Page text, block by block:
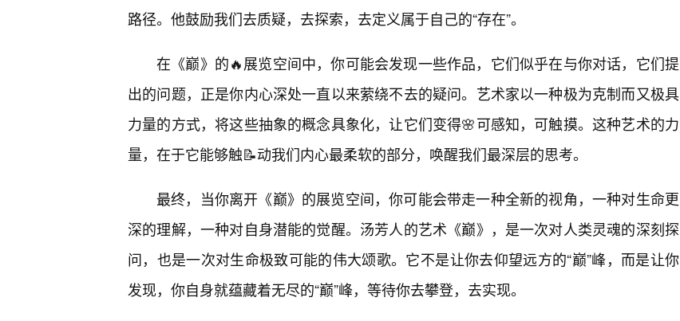
路径。他鼓励我们去质疑，去探索，去定义属于自己的“存在”。
在《巅》的🔥展览空间中，你可能会发现一些作品，它们似乎在与你对话，它们提
出的问题，正是你内心深处一直以来萦绕不去的疑问。艺术家以一种极为克制而又极具
力量的方式，将这些抽象的概念具象化，让它们变得🌸可感知，可触摸。这种艺术的力
量，在于它能够触📝动我们内心最柔软的部分，唤醒我们最深层的思考。
最终，当你离开《巅》的展览空间，你可能会带走一种全新的视角，一种对生命更
深的理解，一种对自身潜能的觉醒。汤芳人的艺术《巅》，是一次对人类灵魂的深刻探
问，也是一次对生命极致可能的伟大颂歌。它不是让你去仰望远方的“巅”峰，而是让你
发现，你自身就蕴藏着无尽的“巅”峰，等待你去攀登，去实现。